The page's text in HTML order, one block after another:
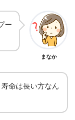
ー
まなか
命は長い方なん